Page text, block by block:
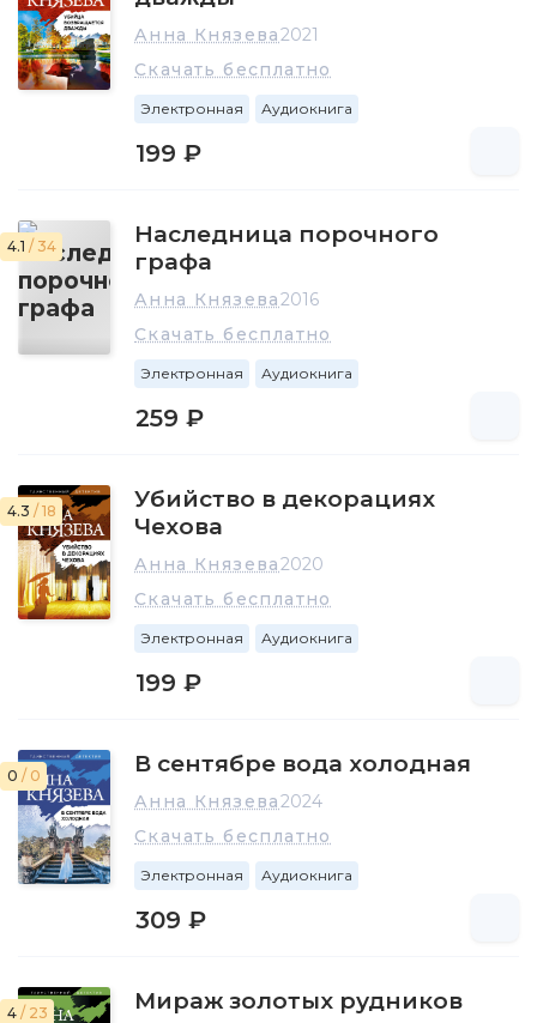
Анна Князева2021
Скачать бесплатно
Электронная Аудиокнига
199 ₽
4.1 / 34
Наследница порочного
графа
Анна Князева2016
Скачать бесплатно
Электронная Аудиокнига
259 ₽
4.3 / 18
Убийство в декорациях
Чехова
Анна Князева2020
Скачать бесплатно
Электронная Аудиокнига
199 ₽
0 / 0 В сентябре вода холодная
Анна Князева2024
Скачать бесплатно
Электронная Аудиокнига
309 ₽
4 / 23 Мираж золотых рудников